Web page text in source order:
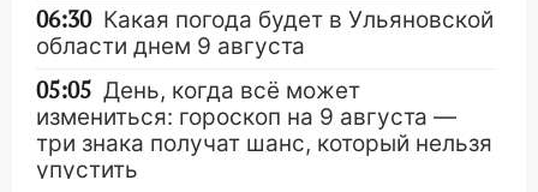
06:30 Какая погода будет в Ульяновской
области днем 9 августа
05:05 День, когда всё может
измениться: гороскоп на 9 августа —
три знака получат шанс, который нельзя
упустить